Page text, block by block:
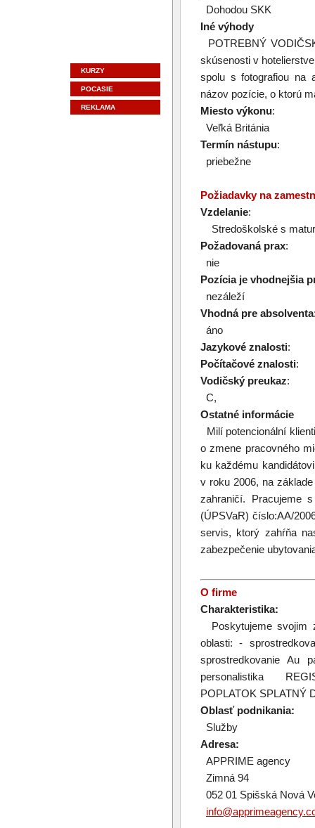
KURZY
POCASIE
REKLAMA
Dohodou SKK
Iné výhody
POTREBNÝ
skúsenosti v
spolu s fotografiou na
názov pozície, o ktorú
Miesto výkonu:
Veľká Británia
Termín nástupu:
priebežne
Požiadavky na
Vzdelanie:
Stredoškolské s
Požadovaná prax:
nie
Pozícia je vhodnejšia
nezáleží
Vhodná pre absolventa
áno
Jazykové znalosti:
Počítačové znalosti:
Vodičský preukaz:
C,
Ostatné informácie
Milí potencionální
o zmene pracovného
ku každému
v roku 2006, na
zahraničí. Pracujeme
(ÚPSVaR) číslo:AA/
servis, ktorý zahŕňa
zabezpečenie
O firme
Charakteristika:
Poskytujeme svojim
oblasti: -
sprostredkovanie Au
personalistika
POPLATOK SPLATNÝ
Oblasť podnikania:
Služby
Adresa:
APPRIME agency
Zimná 94
052 01 Spišská Nová